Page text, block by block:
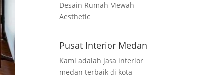
Desain Rumah Mewah
Aesthetic
Pusat Interior Medan
Kami adalah jasa interior
medan terbaik di kota